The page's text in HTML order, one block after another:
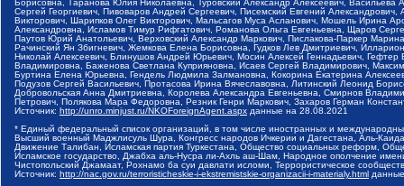
Борисовна, Таранова Юлия Николаевна, Туровский Александр Алексеевич,
Сергей Георгиевич, Пивоваров Андрей Сергеевич, Писемский Евгений
Викторович, Шарипков Олег Викторович, Мальсагов Муса Асланович, Мошель Ирина
Александровна, Исламов Тимур Рифгатович, Романова Ольга Евгеньевна, Щаров
Паутов Юрий Анатольевич, Верховский Александр Маркович, Пислакова-Паркер
Рачинский Ян Збигневич, Жемкова Елена Борисовна, Гудков Лев Дмитриевич,
Николай Алексеевич, Блинушов Андрей Юрьевич, Мосин Алексей Геннадьевич,
Владимировна, Баженова Светлана Куприяновна, Исаев Сергей Владимирович,
Буртина Елена Юрьевна, Гендель Людмила Залмановна, Кокорина Екатерина
Подузов Сергей Васильевич, Протасова Ирина Вячеславовна, Литинский Леонид
Добровольская Анна Дмитриевна, Королева Александра Евгеньевна, Смирнов
Петрович, Полякова Мара Федоровна, Резник Генри Маркович, Захаров Герман
Источник: http://unro.minjust.ru/NKOForeignAgent.aspx данные на 28.08.2021
* Единый федеральный список организаций, в том числе иностранных и
Высший военный Маджлисуль Шура, Конгресс народов Ичкерии и Дагестана, Аль-
Движение Талибан, Исламская партия Туркестана, Общество социальных реформ,
Исламское государство, Джабха аль-Нусра ли-Ахль аш-Шам, Народное ополчение
Чистопольский Джамаат, Рохнамо ба суи давлати исломи, Террористическое
Источник: http://nac.gov.ru/terroristicheskie-i-ekstremistskie-organizacii-i-materialy.html